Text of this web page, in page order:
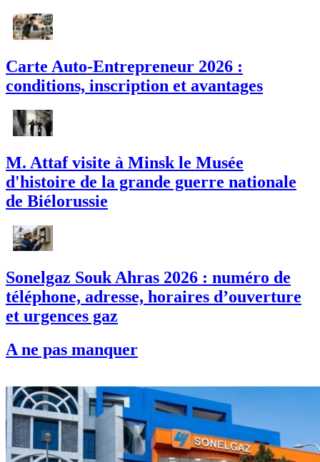
Carte Auto-Entrepreneur 2026 :
conditions, inscription et avantages
M. Attaf visite à Minsk le Musée
d'histoire de la grande guerre nationale
de Biélorussie
Sonelgaz Souk Ahras 2026 : numéro de
téléphone, adresse, horaires d’ouverture
et urgences gaz
A ne pas manquer